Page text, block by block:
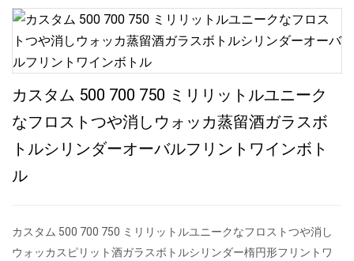
カスタム 500 700 750 ミリリットルユニーク
なフロストつや消しウォッカ蒸留酒ガラスボ
トルシリンダーオーバルフリントワインボト
ル
カスタム 500 700 750 ミリリットルユニークなフロストつや消し
ウォッカスピリット酒ガラスボトルシリンダー楕円形フリントワ